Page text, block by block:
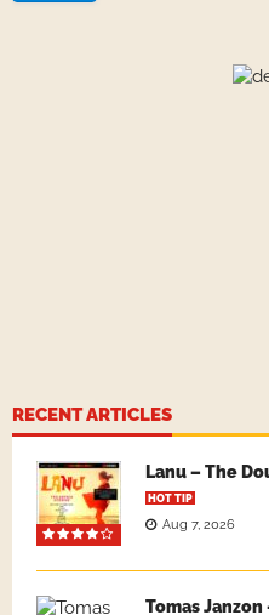
RECENT ARTICLES
Lanu – The
HOT TIP
Aug 7, 2026
Tomas Janzon